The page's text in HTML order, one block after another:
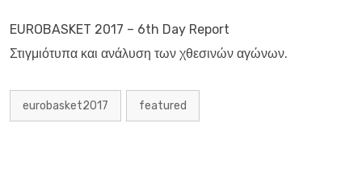
EUROBASKET 2017 – 6th Day Report
Στιγμιότυπα και ανάλυση των χθεσινών αγώνων.
eurobasket2017 featured